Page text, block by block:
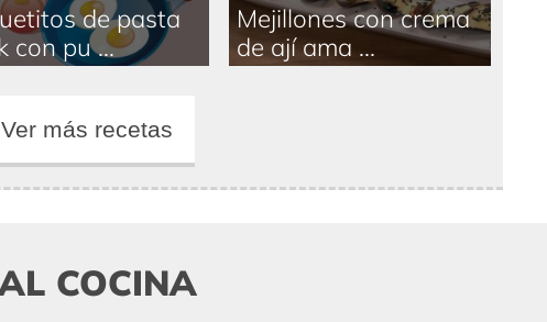
de pasta
con pu ...
Mejillones con crema
de ají ama ...
Ver más recetas
COCINA